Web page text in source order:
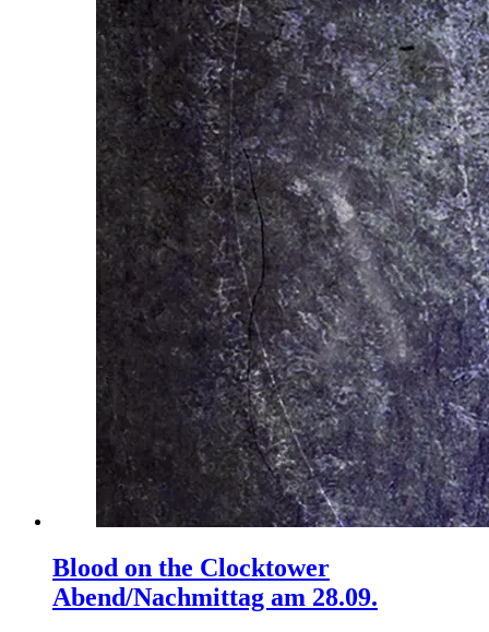
Blood on the Clocktower
Abend/Nachmittag am 28.09.